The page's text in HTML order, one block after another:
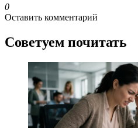
0
Оставить комментарий
Советуем почитать